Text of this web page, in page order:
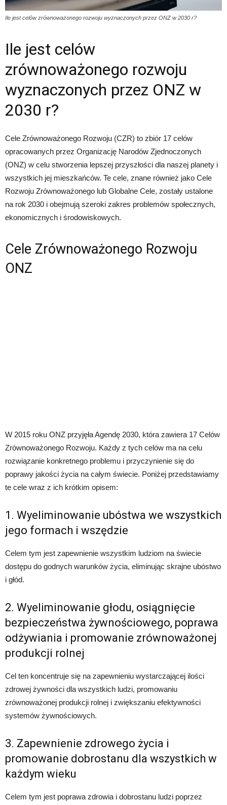
Ile jest celów zrównoważonego rozwoju wyznaczonych przez ONZ w 2030 r?
Ile jest celów
zrównoważonego rozwoju
wyznaczonych przez ONZ w
2030 r?
Cele Zrównoważonego Rozwoju (CZR) to zbiór 17 celów
opracowanych przez Organizację Narodów Zjednoczonych
(ONZ) w celu stworzenia lepszej przyszłości dla naszej planety i
wszystkich jej mieszkańców. Te cele, znane również jako Cele
Rozwoju Zrównoważonego lub Globalne Cele, zostały ustalone
na rok 2030 i obejmują szeroki zakres problemów społecznych,
ekonomicznych i środowiskowych.
Cele Zrównoważonego Rozwoju
ONZ
W 2015 roku ONZ przyjęła Agendę 2030, która zawiera 17 Celów
Zrównoważonego Rozwoju. Każdy z tych celów ma na celu
rozwiązanie konkretnego problemu i przyczynienie się do
poprawy jakości życia na całym świecie. Poniżej przedstawiamy
te cele wraz z ich krótkim opisem:
1. Wyeliminowanie ubóstwa we wszystkich
jego formach i wszędzie
Celem tym jest zapewnienie wszystkim ludziom na świecie
dostępu do godnych warunków życia, eliminując skrajne ubóstwo
i głód.
2. Wyeliminowanie głodu, osiągnięcie
bezpieczeństwa żywnościowego, poprawa
odżywiania i promowanie zrównoważonej
produkcji rolnej
Cel ten koncentruje się na zapewnieniu wystarczającej ilości
zdrowej żywności dla wszystkich ludzi, promowaniu
zrównoważonej produkcji rolnej i zwiększaniu efektywności
systemów żywnościowych.
3. Zapewnienie zdrowego życia i
promowanie dobrostanu dla wszystkich w
każdym wieku
Celem tym jest poprawa zdrowia i dobrostanu ludzi poprzez